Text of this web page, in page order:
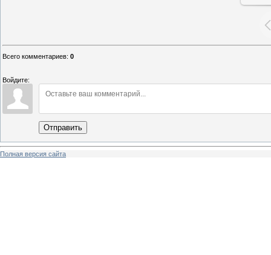
Всего комментариев: 0
Войдите:
Отправить
Полная версия сайта